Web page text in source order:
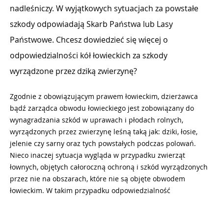
nadleśniczy. W wyjątkowych sytuacjach za powstałe
szkody odpowiadają Skarb Państwa lub Lasy
Państwowe. Chcesz dowiedzieć się więcej o
odpowiedzialności kół łowieckich za szkody
wyrządzone przez dziką zwierzynę?
Zgodnie z obowiązującym prawem łowieckim, dzierżawca
bądź zarządca obwodu łowieckiego jest zobowiązany do
wynagradzania szkód w uprawach i płodach rolnych,
wyrządzonych przez zwierzynę leśną taką jak: dziki, łosie,
jelenie czy sarny oraz tych powstałych podczas polowań.
Nieco inaczej sytuacja wygląda w przypadku zwierząt
łownych, objętych całoroczną ochroną i szkód wyrządzonych
przez nie na obszarach, które nie są objęte obwodem
łowieckim. W takim przypadku odpowiedzialność